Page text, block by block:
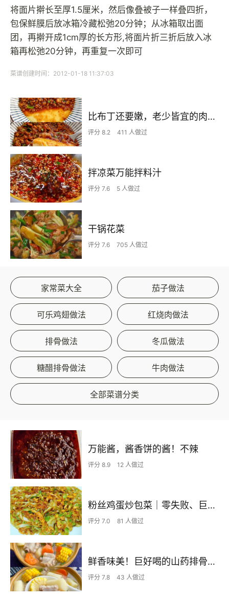
将面片擀长至厚1.5厘米，然后像叠被子一样叠四折，
包保鲜膜后放冰箱冷藏松弛20分钟；从冰箱取出面
团，再擀开成1cm厚的长方形,将面片折三折后放入冰
箱再松弛20分钟，再重复一次即可
菜谱创建时间：2012-01-18 11:37:03
比布丁还要嫩，老少皆宜的肉沫蒸蛋
评分 8.2 411 人做过
拌凉菜万能拌料汁
评分 7.6 5 人做过
干锅花菜
评分 7.6 705 人做过
家常菜大全 茄子做法
可乐鸡翅做法 红烧肉做法
排骨做法 冬瓜做法
糖醋排骨做法 牛肉做法
全部菜谱分类
万能酱，酱香饼的酱！不辣
评分 8.9 12 人做过
粉丝鸡蛋炒包菜｜零失败、巨下饭
评分 7.0 81 人做过
鲜香味美！巨好喝的山药排骨汤！！
评分 7.8 43 人做过